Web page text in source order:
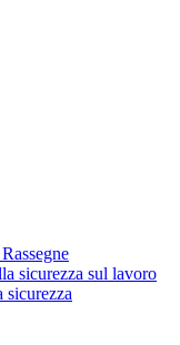
sicurezza sul lavoro
sicurezza